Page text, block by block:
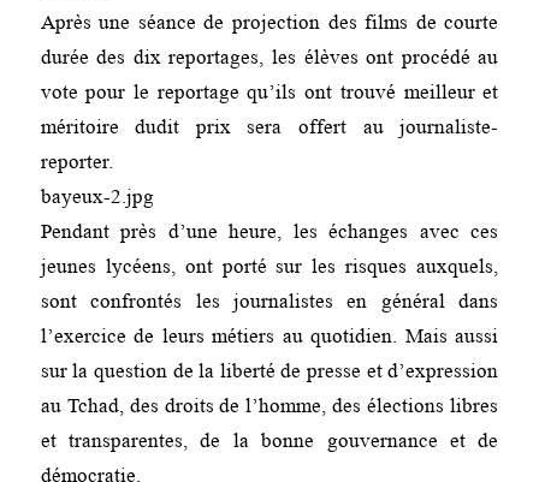
Après une séance de projection des films de courte
durée des dix reportages, les élèves ont procédé au
vote pour le reportage qu’ils ont trouvé meilleur et
méritoire dudit prix sera offert au journaliste-
reporter.
bayeux-2.jpg
Pendant près d’une heure, les échanges avec ces
jeunes lycéens, ont porté sur les risques auxquels,
sont confrontés les journalistes en général dans
l’exercice de leurs métiers au quotidien. Mais aussi
sur la question de la liberté de presse et d’expression
au Tchad, des droits de l’homme, des élections libres
et transparentes, de la bonne gouvernance et de
démocratie.